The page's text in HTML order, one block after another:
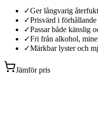
✓Ger långvarig
✓Prisvärd i
✓Passar både känslig
✓Fri från alkohol,
✓Märkbar lyster och
Jämför pris